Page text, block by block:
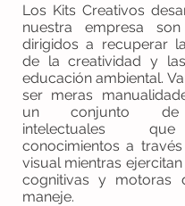
Los Kits Creativos
nuestra empresa
dirigidos a recuperar
de la creatividad y
educación ambiental.
ser meras
un conjunto de
intelectuales
conocimientos a
visual mientras
cognitivas y motoras
maneje.